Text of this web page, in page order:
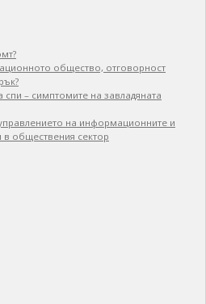
общество, отговорност
спи – симптомите на завладяната
на информационните и
обществения сектор